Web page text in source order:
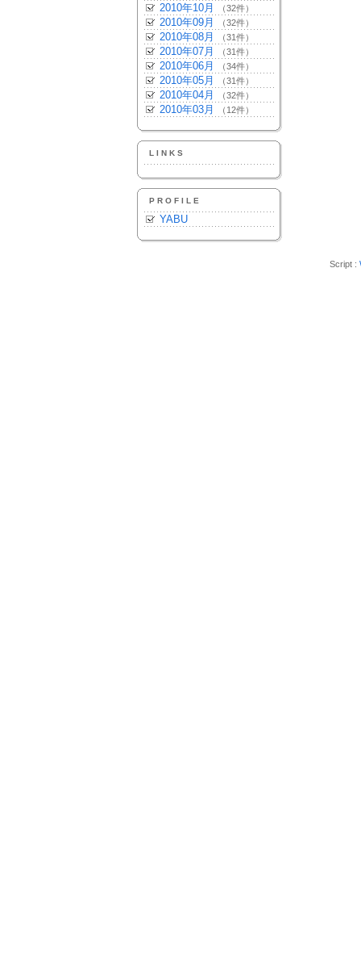
2010年10月 （32件）
2010年09月 （32件）
2010年08月 （31件）
2010年07月 （31件）
2010年06月 （34件）
2010年05月 （31件）
2010年04月 （32件）
2010年03月 （12件）
LINKS
PROFILE
YABU
Script :